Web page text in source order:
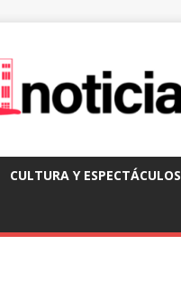
CULTURA Y ESPECTÁCULOS